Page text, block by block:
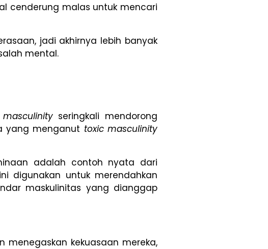
cenderung malas untuk mencari
jadi akhirnya lebih banyak
mental.
seringkali mendorong
yang menganut toxic masculinity
adalah contoh nyata dari
digunakan untuk merendahkan
maskulinitas yang dianggap
kekuasaan mereka,